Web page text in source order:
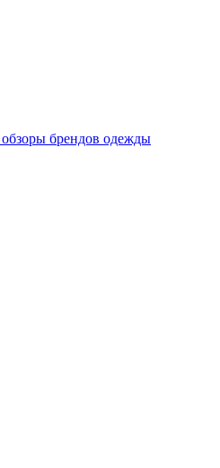
брендов одежды